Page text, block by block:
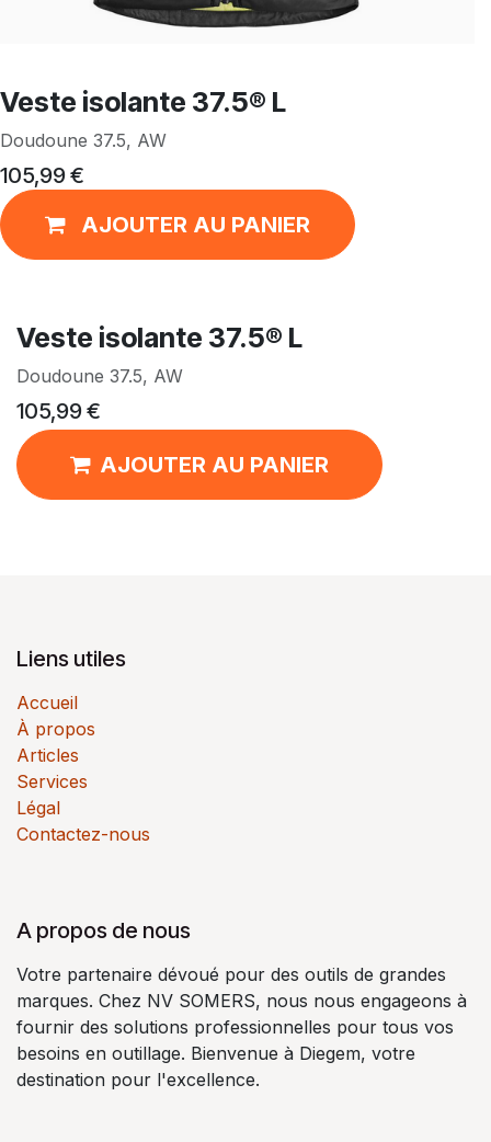
Veste isolante 37.5® L
Doudoune 37.5, AW
105,99€
AJOUTER AU PANIER
Veste isolante 37.5® L
Doudoune 37.5, AW
105,99€
AJOUTER AU PANIER
Liens utiles
Accueil
À propos
Articles
Services
Légal
Contactez-nous
A propos de nous
Votre partenaire dévoué pour des outils de grandes
marques. Chez NV SOMERS, nous nous engageons à
fournir des solutions professionnelles pour tous vos
besoins en outillage. Bienvenue à Diegem, votre
destination pour l'excellence.